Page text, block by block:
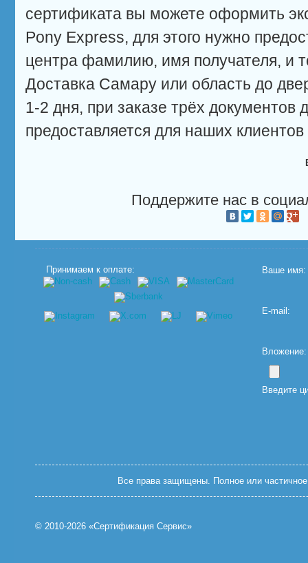
сертификата вы можете оформить
Pony Express, для этого нужно
центра фамилию, имя получателя, и
Доставка Самару или область до
1-2 дня, при заказе трёх документов
предоставляется для наших
Поддержите нас в
Принимаем к оплате: Ваше имя:
E-mail:
Введите
Все права защищены. Полное или частичное
© 2010-2026 «Сертификация Сервис»